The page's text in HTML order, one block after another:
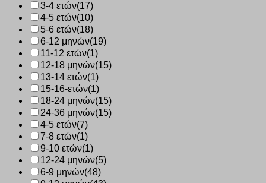
3-4 ετών(17)
4-5 ετών(10)
5-6 ετών(18)
6-12 μηνών(19)
11-12 ετών(1)
12-18 μηνών(15)
13-14 ετών(1)
15-16-ετών(1)
18-24 μηνών(15)
24-36 μηνών(15)
4-5 ετών(7)
7-8 ετών(1)
9-10 ετών(1)
12-24 μηνών(5)
6-9 μηνών(48)